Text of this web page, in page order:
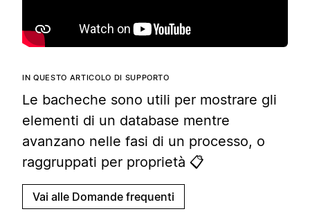
IN QUESTO ARTICOLO DI SUPPORTO
Le bacheche sono utili per mostrare gli
elementi di un database mentre
avanzano nelle fasi di un processo, o
raggruppati per proprietà 📋
Vai alle Domande frequenti